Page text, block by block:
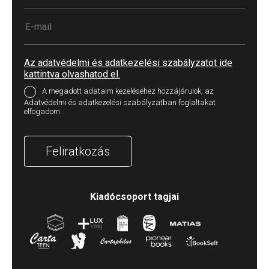
Az adatvédelmi és adatkezelési szabályzatot ide
kattintva olvashatod el.
A megadott adataim kezeléséhez hozzájárulok, az
Adatvédelmi és adatkezelési szabályzatban foglaltakat
elfogadom.
Feliratkozás
Kiadócsoport tagjai